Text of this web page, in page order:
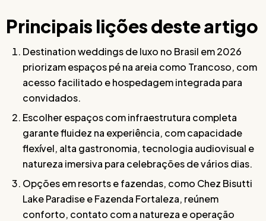
Principais lições deste artigo
Destination weddings de luxo no Brasil em 2026
priorizam espaços pé na areia como Trancoso, com
acesso facilitado e hospedagem integrada para
convidados.
Escolher espaços com infraestrutura completa
garante fluidez na experiência, com capacidade
flexível, alta gastronomia, tecnologia audiovisual e
natureza imersiva para celebrações de vários dias.
Opções em resorts e fazendas, como Chez Bisutti
Lake Paradise e Fazenda Fortaleza, reúnem
conforto, contato com a natureza e operação